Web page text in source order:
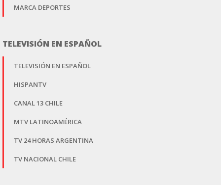
MARCA DEPORTES
TELEVISIÓN EN ESPAÑOL
TELEVISIÓN EN ESPAÑOL
HISPANTV
CANAL 13 CHILE
MTV LATINOAMÉRICA
TV 24 HORAS ARGENTINA
TV NACIONAL CHILE